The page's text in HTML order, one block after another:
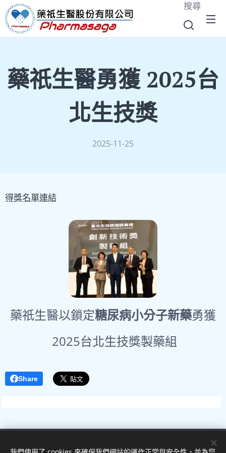
搜尋
藥祇生醫勇獲 2025台
北生技獎
2025-11-25
得獎名單連結
藥祇生醫以鎖定糖尿病小分子新藥勇獲
2025台北生技獎製藥組
Share